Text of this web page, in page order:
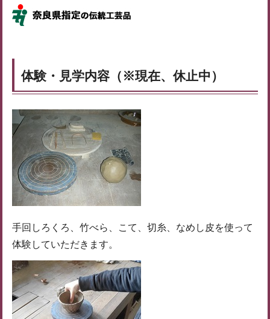
体験・見学内容（※現在、休止中）
手回しろくろ、竹べら、こて、切糸、なめし皮を使って
体験していただきます。